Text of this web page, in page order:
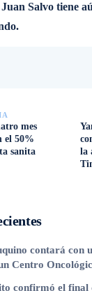
Salvo tiene
mes
el 50%
sanita
la
contará con
Centro
confirmó el final